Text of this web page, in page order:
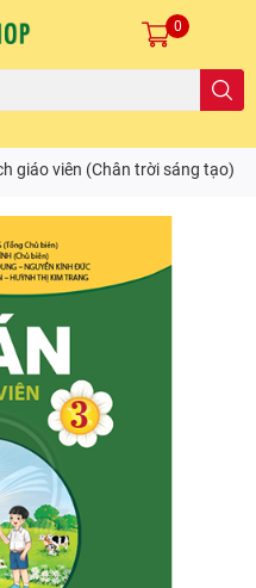
0
giáo viên (Chân trời sáng tạo)